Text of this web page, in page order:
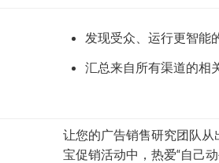
发现受众、运行更智能
汇总来自所有渠道的相
让您的广告销售研究团队
宝促销活动中，热爱“自己